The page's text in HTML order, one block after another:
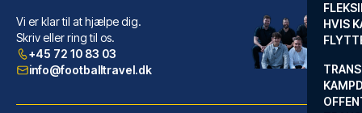
HVIS
Hotel Porta San Mamolo
Med et ophold ved Hotel Porta ...
Vi er klar til at hjælpe dig.
Skriv eller ring til os.
+45 72 10 83 03
info@footballtravel.dk